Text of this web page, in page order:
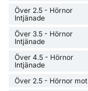
Över 2.5 - Hörnor
Intjänade
Över 3.5 - Hörnor
Intjänade
Över 4.5 - Hörnor
Intjänade
Över 2.5 - Hörnor mot